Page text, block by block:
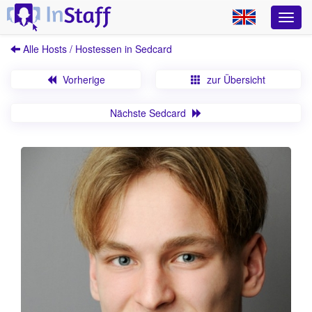
Alle Hosts / Hostessen in Sedcard
Vorherige zur Übersicht
Nächste Sedcard